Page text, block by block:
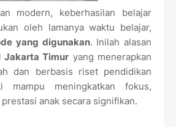
modern, keberhasilan belajar
oleh lamanya waktu belajar,
yang digunakan. Inilah alasan
Jakarta Timur yang menerapkan
dan berbasis riset pendidikan
mampu meningkatkan fokus,
anak secara signifikan.